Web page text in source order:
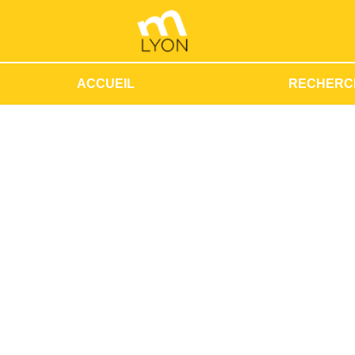
ACCUEIL